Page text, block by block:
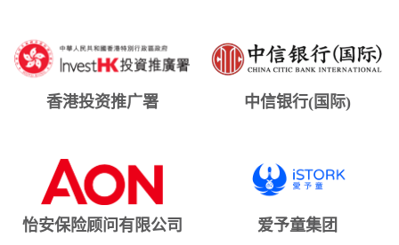
香港投资推广署 中信银行(国际)
怡安保险顾问有限公司 爱予童集团